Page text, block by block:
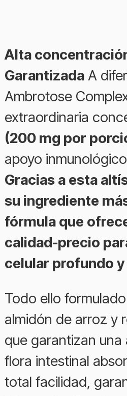
Alta
Garantizada A
Ambrotose
extraordinaria
(200 mg por
apoyo
Gracias a esta
su ingrediente
fórmula que
calidad-precio
celular profundo
Todo ello
almidón de arroz y
que garantizan una
flora intestinal
total facilidad,